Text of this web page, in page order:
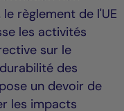
règlement de l'UE
les activités
sur le
des
un devoir de
les impacts